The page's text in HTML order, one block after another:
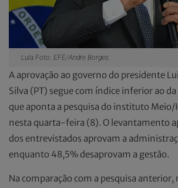
Lula Foto: EFE/Andre Borges
A aprovação ao governo do presidente
Silva (PT) segue com índice inferior ao da
que aponta a pesquisa do instituto Meio/
nesta quarta-feira (8). O levantamento
dos entrevistados aprovam a
enquanto 48,5% desaprovam a gestão.
Na comparação com a pesquisa